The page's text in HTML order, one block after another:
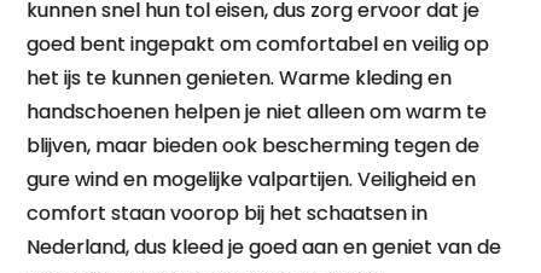
kunnen snel hun tol eisen, dus zorg ervoor dat je
goed bent ingepakt om comfortabel en veilig op
het ijs te kunnen genieten. Warme kleding en
handschoenen helpen je niet alleen om warm te
blijven, maar bieden ook bescherming tegen de
gure wind en mogelijke valpartijen. Veiligheid en
comfort staan voorop bij het schaatsen in
Nederland, dus kleed je goed aan en geniet van de